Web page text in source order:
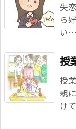
失
ら
い
授
授
親
け